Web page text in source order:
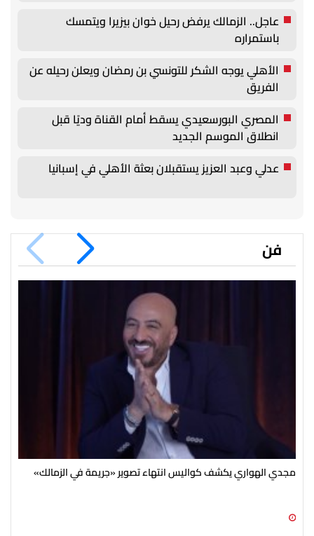
عاجل.. الزمالك يرفض رحيل خوان بيزيرا ويتمسك
باستمراره
الأهلي يوجه الشكر للتونسي بن رمضان ويعلن رحيله عن
الفريق
المصري البورسعيدي يسقط أمام القناة وديًا قبل
انطلاق الموسم الجديد
عدلي وعبد العزيز يستقبلان بعثة الأهلي في إسبانيا
فن
مجدي الهواري يكشف كواليس انتهاء تصوير «جريمة في الزمالك»